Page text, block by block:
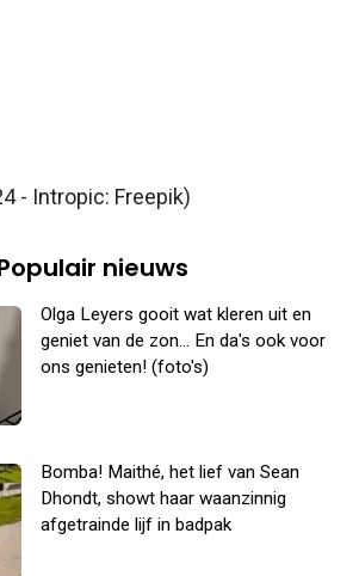
- Intropic: Freepik)
nieuws
Olga Leyers gooit wat kleren uit en
geniet van de zon... En da's ook voor
ons genieten! (foto's)
Bomba! Maithé, het lief van Sean
Dhondt, showt haar waanzinnig
afgetrainde lijf in badpak